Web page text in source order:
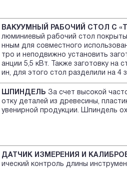
ВАКУУМНЫЙ РАБОЧИЙ СТОЛ С
люминиевый рабочий стол
нным для совместного
тро и неподвижно установить
анции 5,5 кВт. Также заготовку на
ин, для этого стол разделили на
ШПИНДЕЛЬ За счет высокой
отку деталей из древесины,
увенирной продукции. Шпиндель
ДАТЧИК ИЗМЕРЕНИЯ И
ический контроль длины